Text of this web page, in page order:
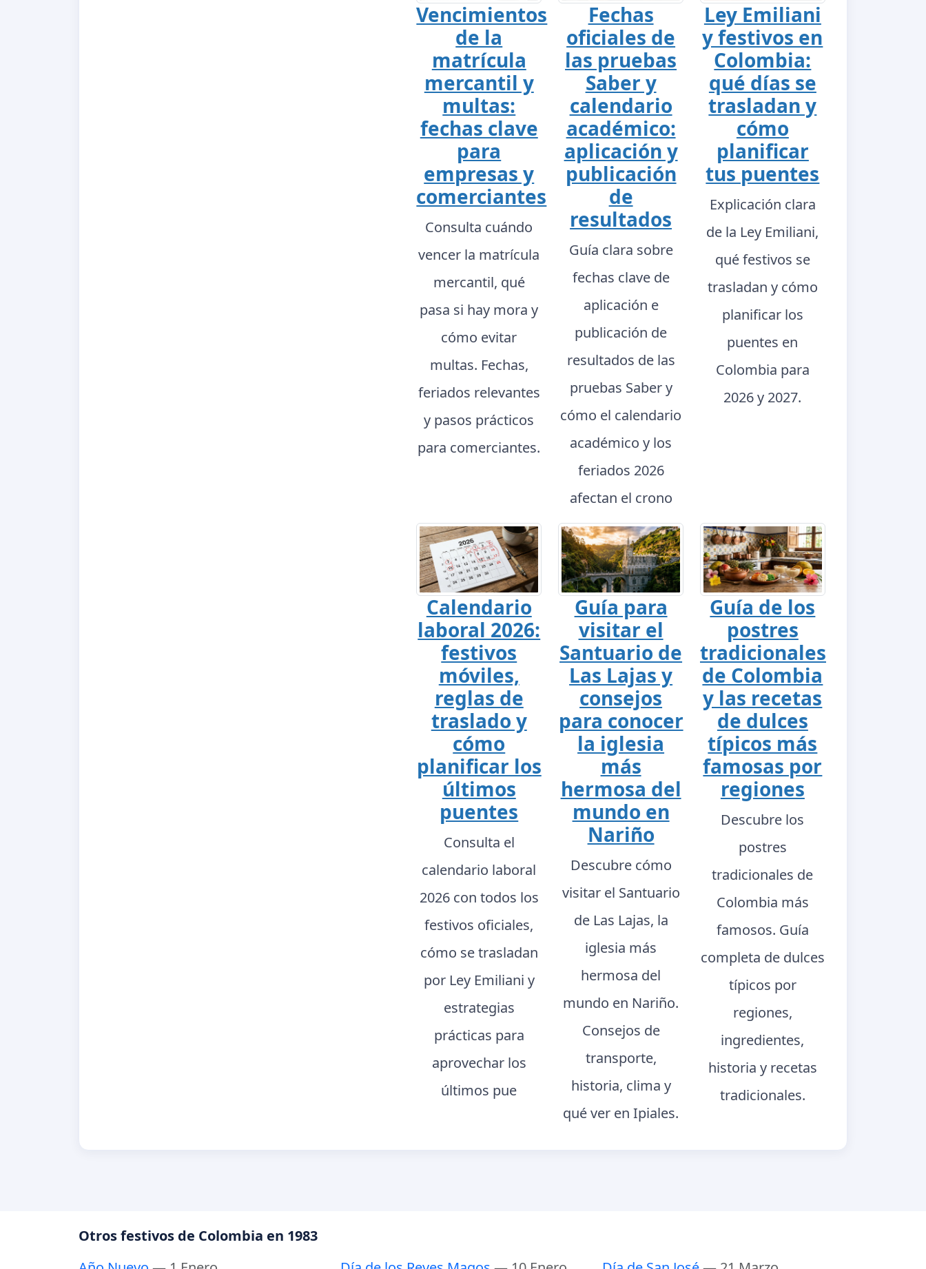
Vencimientos
de la
matrícula
mercantil y
multas:
fechas clave
para
empresas y
comerciantes
Consulta cuándo
vencer la matrícula
mercantil, qué
pasa si hay mora y
cómo evitar
multas. Fechas,
feriados relevantes
y pasos prácticos
para comerciantes.
Fechas
oficiales de
las pruebas
Saber y
calendario
académico:
aplicación y
publicación
de
resultados
Guía clara sobre
fechas clave de
aplicación e
publicación de
resultados de las
pruebas Saber y
cómo el calendario
académico y los
feriados 2026
afectan el crono
Ley Emiliani
y festivos en
Colombia:
qué días se
trasladan y
cómo
planificar
tus puentes
Explicación clara
de la Ley Emiliani,
qué festivos se
trasladan y cómo
planificar los
puentes en
Colombia para
2026 y 2027.
Calendario
laboral 2026:
festivos
móviles,
reglas de
traslado y
cómo
planificar los
últimos
puentes
Consulta el
calendario laboral
2026 con todos los
festivos oficiales,
cómo se trasladan
por Ley Emiliani y
estrategias
prácticas para
aprovechar los
últimos pue
Guía para
visitar el
Santuario de
Las Lajas y
consejos
para conocer
la iglesia
más
hermosa del
mundo en
Nariño
Descubre cómo
visitar el Santuario
de Las Lajas, la
iglesia más
hermosa del
mundo en Nariño.
Consejos de
transporte,
historia, clima y
qué ver en Ipiales.
Guía de los
postres
tradicionales
de Colombia
y las recetas
de dulces
típicos más
famosas por
regiones
Descubre los
postres
tradicionales de
Colombia más
famosos. Guía
completa de dulces
típicos por
regiones,
ingredientes,
historia y recetas
tradicionales.
Otros festivos de Colombia en 1983